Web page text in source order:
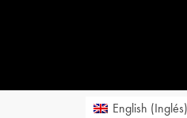
English (Inglés)